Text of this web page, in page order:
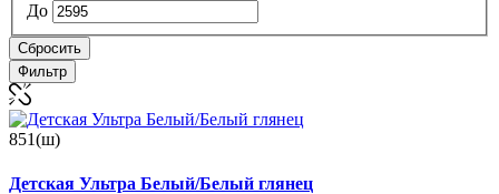
До
Сбросить
Фильтр
851(ш)
Детская Ультра Белый/Белый глянец